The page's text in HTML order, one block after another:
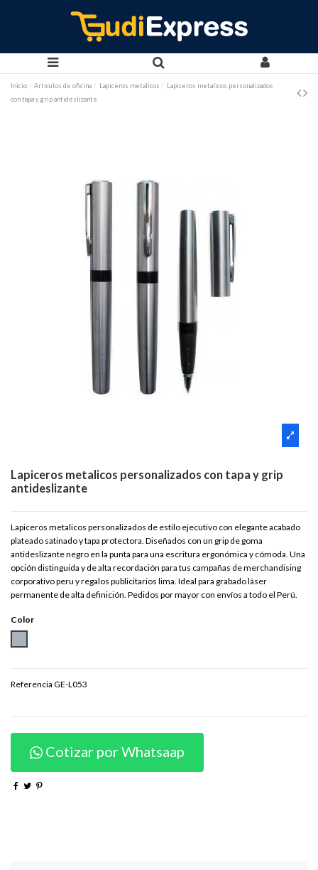
Inicio Articulos de oficina Lapiceros metalicos
Lapiceros metalicos personalizados
con tapa y grip antideslizante
Lapiceros metalicos personalizados con tapa y grip
antideslizante
Lapiceros metalicos personalizados de estilo ejecutivo con elegante acabado
plateado satinado y tapa protectora. Diseñados con un grip de goma
antideslizante negro en la punta para una escritura ergonómica y cómoda. Una
opción distinguida y de alta recordación para tus campañas de merchandising
corporativo peru y regalos publicitarios lima. Ideal para grabado láser
permanente de alta definición. Pedidos por mayor con envíos a todo el Perú.
Color
Referencia GE-L053
Cotizar por Whatsaap